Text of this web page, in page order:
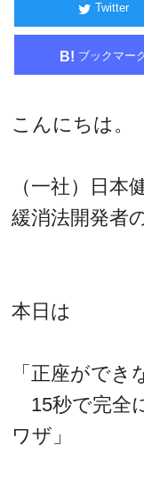
Twitter
B! ブックマー
こんにちは。
（一社）日本
緩消法開発者
本日は
「正座ができ
15秒で完全
ワザ」